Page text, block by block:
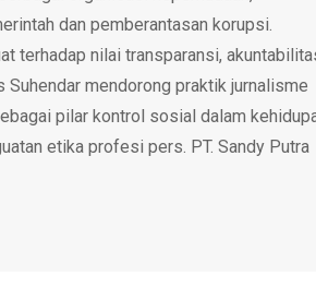
dan pemberantasan korupsi.
terhadap nilai transparansi,
mendorong praktik jurnalisme
pilar kontrol sosial dalam
etika profesi pers. PT. Sandy Putra